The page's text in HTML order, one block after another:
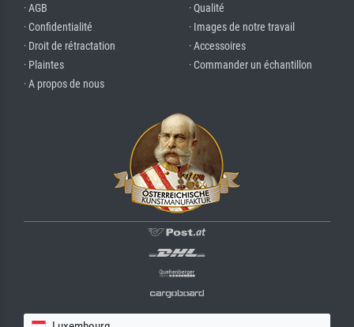
· AGB
· Confidentialité
· Droit de rétractation
· Plaintes
· A propos de nous
· Qualité
· Images de notre travail
· Accessoires
· Commander un échantillon